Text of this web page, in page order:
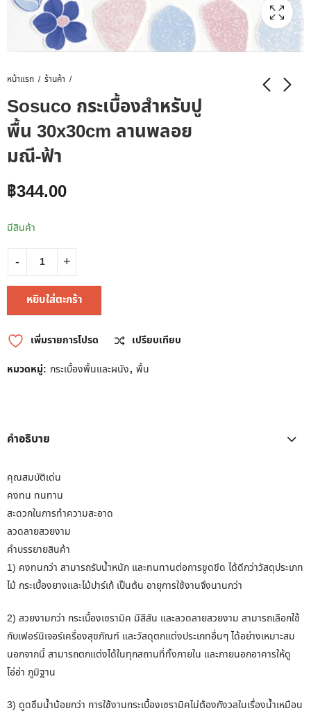
หน้าแรก ร้านค้า
Sosuco กระเบื้องสำหรับปู
พื้น 30x30cm ลานพลอย
มณี-ฟ้า
฿344.00
มีสินค้า
หยิบใส่ตะกร้า
เพิ่มรายการโปรด
เปรียบเทียบ
หมวดหมู่: กระเบื้องพื้นและผนัง, พื้น
คำอธิบาย
คุณสมบัติเด่น
คงทน ทนทาน
สะดวกในการทำความสะอาด
ลวดลายสวยงาม
คำบรรยายสินค้า
1) คงทนกว่า สามารถรับน้ำหนัก และทนทานต่อการขูดขีด ได้ดีกว่าวัสดุประเภท
ไม้ กระเบื้องยางและไม้ปาร์เก้ เป็นต้น อายุการใช้งานจึงนานกว่า
2) สวยงามกว่า กระเบื้องเซรามิค มีสีสัน และลวดลายสวยงาม สามารถเลือกใช้
กับเฟอร์นิเจอร์เครื่องสุขภัณฑ์ และวัสดุตกแต่งประเภทอื่นๆ ได้อย่างเหมาะสม
นอกจากนี้ สามารถตกแต่งได้ในทุกสถานที่ทั้งภายใน และภายนอกอาคารให้ดู
โอ่อ่า ภูมิฐาน
3) ดูดซึมน้ำน้อยกว่า การใช้งานกระเบื้องเซรามิคไม่ต้องกังวลในเรื่องน้ำเหมือน